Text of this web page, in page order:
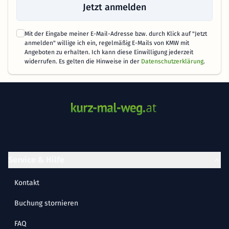
Jetzt anmelden
Mit der Eingabe meiner E-Mail-Adresse bzw. durch Klick auf "Jetzt
anmelden" willige ich ein, regelmäßig E-Mails von KMW mit
Angeboten zu erhalten. Ich kann diese Einwilligung jederzeit
widerrufen. Es gelten die Hinweise in der Datenschutzerklärung.
Kontakt
Buchung stornieren
FAQ